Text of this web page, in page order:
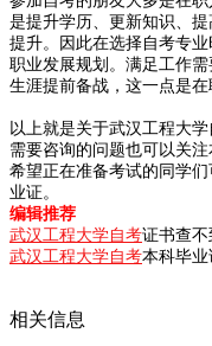
是提升学历、更新知识、
提升。因此在选择自考专
职业发展规划。满足工作
生涯提前备战，这一点是在
以上就是关于武汉工程大
需要咨询的问题也可以关
希望正在准备考试的同学
业证。
编辑推荐
武汉工程大学自考证书查不
武汉工程大学自考本科毕业
相关信息